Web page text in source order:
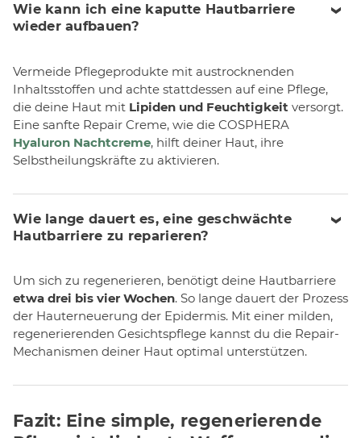
Wie kann ich eine kaputte Hautbarriere
wieder aufbauen?
Vermeide Pflegeprodukte mit austrocknenden
Inhaltsstoffen und achte stattdessen auf eine Pflege,
die deine Haut mit Lipiden und Feuchtigkeit versorgt.
Eine sanfte Repair Creme, wie die COSPHERA
Hyaluron Nachtcreme, hilft deiner Haut, ihre
Selbstheilungskräfte zu aktivieren.
Wie lange dauert es, eine geschwächte
Hautbarriere zu reparieren?
Um sich zu regenerieren, benötigt deine Hautbarriere
etwa drei bis vier Wochen. So lange dauert der Prozess
der Hauterneuerung der Epidermis. Mit einer milden,
regenerierenden Gesichtspflege kannst du die Repair-
Mechanismen deiner Haut optimal unterstützen.
Fazit: Eine simple, regenerierende